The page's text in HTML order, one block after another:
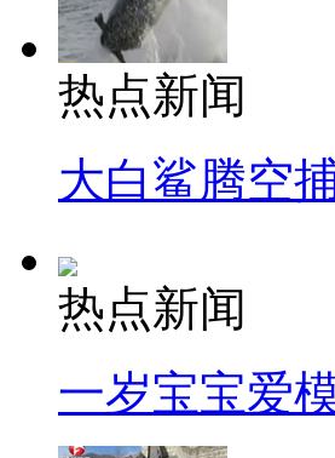
热点新闻
大白鲨腾空
热点新闻
一岁宝宝爱